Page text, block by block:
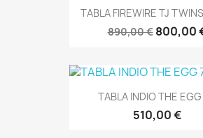
TABLA FIREWIRE TJ
890,00 € 800,00
TABLA INDIO THE EGG
510,00 €